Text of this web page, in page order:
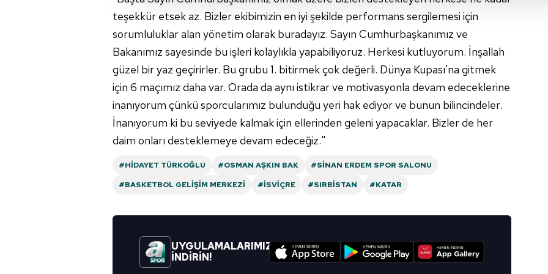
amacıyla kullanılmaktadır. Diğer çerezler, sitemizin daha işlevsel kılınması ve
reklam/pazarlama faaliyetlerinin yapılması, amaçlarıyla sınırlı olarak açık rızanız dahilinde
Çerezlere ilişkin tercihlerinizi aşağıda yer alan panel vasıtasıyla belirleyebilirsiniz. Çerezlere
butonuna tıklayabilir,Çerez Bilgilendirme Metnimiziziyaret edebilirsiniz.
6698 sayılı Kişisel Verilerin Korunması Kanunu uyarınca hazırlanmış Aydınlatma Metnimizi
mevzuata uygun olarak kullanılan çerezlerle ilgili bilgi almak için lütfen
teşekkür etsek az. Bizler ekibimizin en iyi şekilde performans sergilemesi için
sorumluluklar alan yönetim olarak buradayız. Sayın Cumhurbaşkanımız ve
Bakanımız sayesinde bu işleri kolaylıkla yapabiliyoruz. Herkesi kutluyorum. İnşallah
güzel bir yaz geçirirler. Bu grubu 1. bitirmek çok değerli. Dünya Kupası'na gitmek
için 6 maçımız daha var. Orada da aynı istikrar ve motivasyonla devam edeceklerine
inanıyorum çünkü sporcularımız bulunduğu yeri hak ediyor ve bunun bilincindeler.
İnanıyorum ki bu seviyede kalmak için ellerinden geleni yapacaklar. Bizler de her
daim onları desteklemeye devam edeceğiz."
#HIDAYET TÜRKOĞLU #OSMAN AŞKIN BAK
#SINAN ERDEM SPOR SALONU
#BASKETBOL GELIŞIM MERKEZI
#İSVIÇRE #SIRBISTAN #KATAR
UYGULAMALARIMIZI
İNDİRİN!